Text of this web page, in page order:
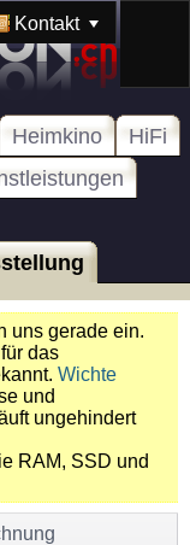
Kontakt
Heimkino
HiFi
uns gerade ein.
das
Wichte
und
ungehindert
RAM, SSD und